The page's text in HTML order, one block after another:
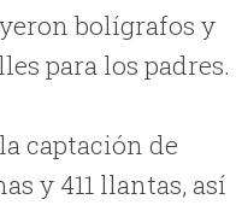
bolígrafos y
para los padres.
captación de
y 411 llantas, así